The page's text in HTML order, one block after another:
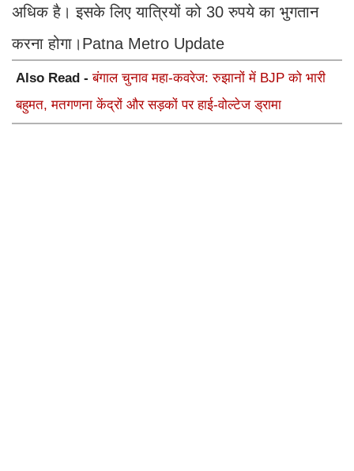
अधिक है। इसके लिए यात्रियों को 30 रुपये का भुगतान
करना होगा।Patna Metro Update
Also Read -बंगाल चुनाव महा-कवरेज: रुझानों में BJP को भारी
बहुमत, मतगणना केंद्रों और सड़कों पर हाई-वोल्टेज ड्रामा